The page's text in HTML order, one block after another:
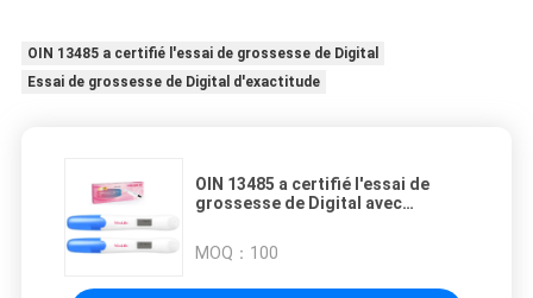
OIN 13485 a certifié l'essai de grossesse de Digital
Essai de grossesse de Digital d'exactitude
OIN 13485 a certifié l'essai de
grossesse de Digital avec
MOQ： 100